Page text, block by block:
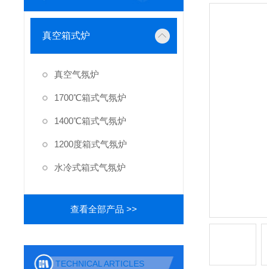
真空箱式炉
真空气氛炉
1700℃箱式气氛炉
1400℃箱式气氛炉
1200度箱式气氛炉
水冷式箱式气氛炉
查看全部产品 >>
TECHNICAL ARTICLES